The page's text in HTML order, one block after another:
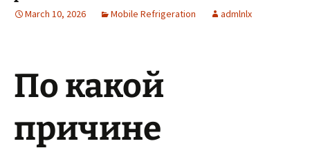
March 10, 2026 Mobile Refrigeration admlnlx
По какой
причине